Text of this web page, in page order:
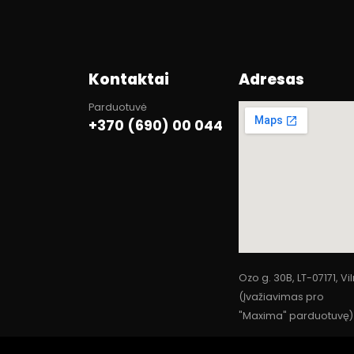
Kontaktai
Parduotuvė
+370 (690) 00 044
Adresas
Ozo g. 30B, LT-07171,
(Įvažiavimas pro
"Maxima" parduotuvę)